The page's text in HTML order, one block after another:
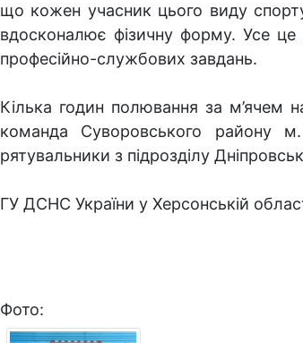
що кожен учасник цього виду
вдосконалює фізичну форму. Усе це
професійно-службових завдань.
Кілька годин полювання за м’ячем
команда Суворовського району
рятувальники з підрозділу
ГУ ДСНС України у Херсонській
Фото: